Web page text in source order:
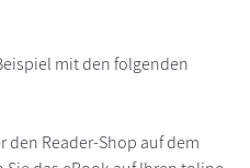
mit den folgenden
den Reader-Shop auf dem